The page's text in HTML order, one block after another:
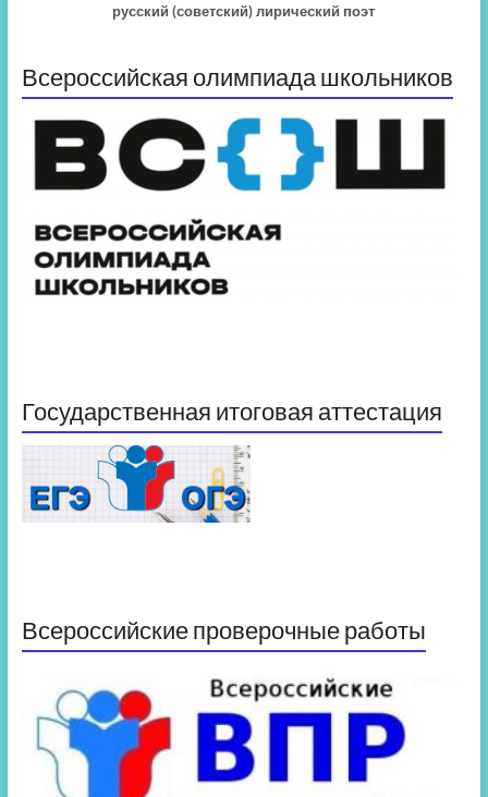
русский (советский) лирический поэт
Всероссийская олимпиада школьников
Государственная итоговая аттестация
Всероссийские проверочные работы